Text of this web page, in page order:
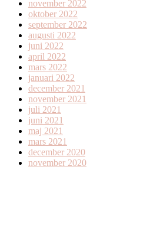
november 2022
oktober 2022
september 2022
augusti 2022
juni 2022
april 2022
mars 2022
januari 2022
december 2021
november 2021
juli 2021
juni 2021
maj 2021
mars 2021
december 2020
november 2020